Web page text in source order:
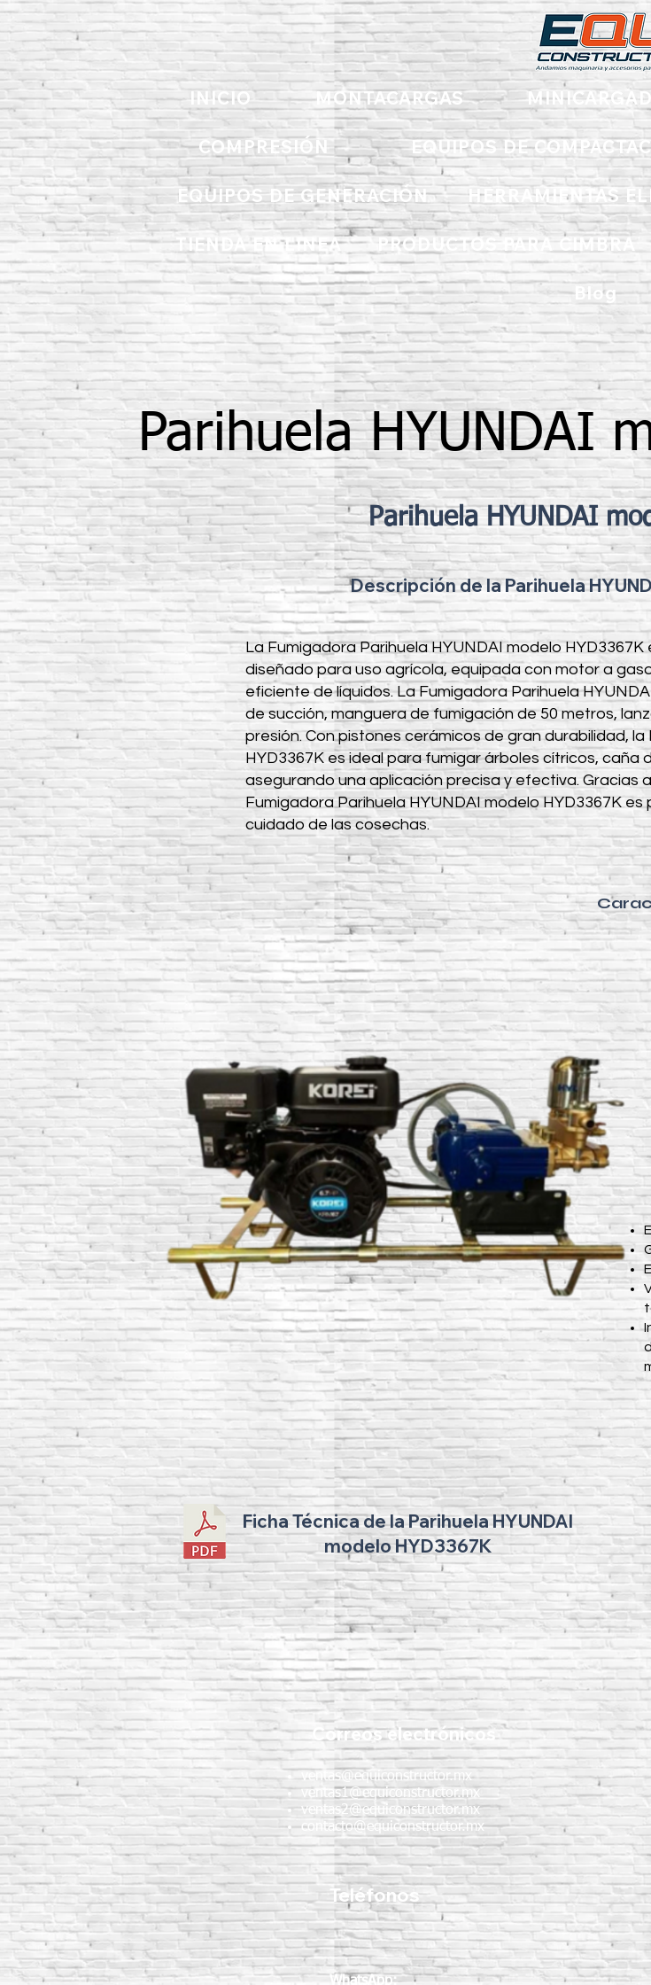
INICIO MONTACARGAS
COMPRESIÓN EQUIPOS DE
EQUIPOS DE GENERACIÓN HERRAMIENTAS
TIENDA EN LINEA PRODUCTOS PARA CIMBRA
Blog
Parihuela HYUNDAI
Parihuela HYUNDAI
Descripción de la Parihuela
La Fumigadora Parihuela HYUNDAI modelo
diseñado para uso agrícola, equipada con motor a
eficiente de líquidos. La Fumigadora Parihuela
de succión, manguera de fumigación de 50 metros,
presión. Con pistones cerámicos de gran durabilidad,
HYD3367K es ideal para fumigar árboles cítricos, caña
asegurando una aplicación precisa y efectiva. Gracias
Fumigadora Parihuela HYUNDAI modelo HYD3367K
cuidado de las cosechas.
Ficha Técnica de la Parihuela HYUNDAI
modelo HYD3367K
Correos electrónicos
ventas@equiconstructor.mx
ventas1@equiconstructor.mx
ventas2@equiconstructor.mx
contacto@equiconstructor.mx
Teléfonos
WhatsApp: